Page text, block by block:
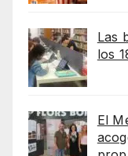
Las
los
El